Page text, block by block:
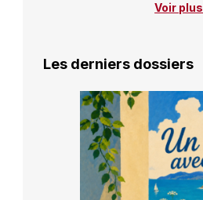
Voir plus
Les derniers dossiers